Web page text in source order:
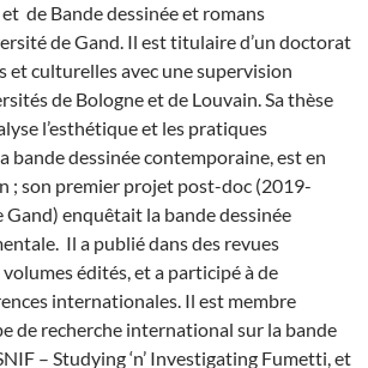
de Bande dessinée et romans
de Gand. Il est titulaire d’un doctorat
et culturelles avec une supervision
de Bologne et de Louvain. Sa thèse
l’esthétique et les pratiques
bande dessinée contemporaine, est en
; son premier projet post-doc (2019-
enquêtait la bande dessinée
Il a publié dans des revues
édités, et a participé à de
internationales. Il est membre
de recherche international sur la bande
– Studying ‘n’ Investigating Fumetti, et